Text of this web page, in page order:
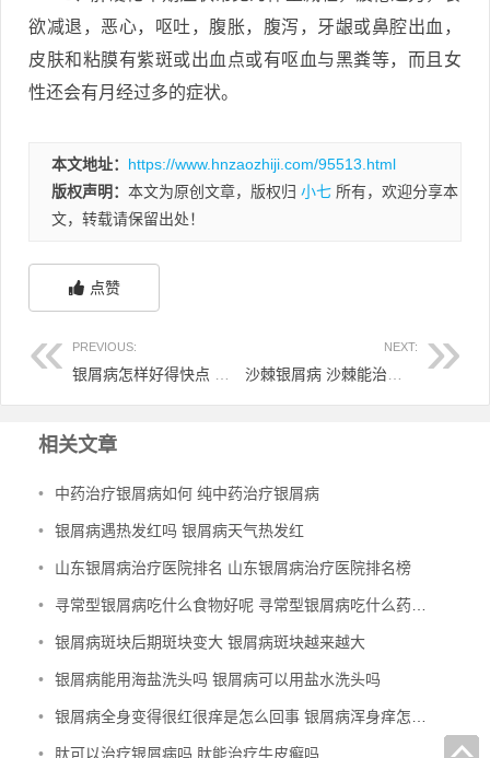
欲减退，恶心，呕吐，腹胀，腹泻，牙龈或鼻腔出血，
皮肤和粘膜有紫斑或出血点或有呕血与黑粪等，而且女
性还会有月经过多的症状。
本文地址： https://www.hnzaozhiji.com/95513.html
版权声明： 本文为原创文章，版权归 小七 所有，欢迎分享本
文，转载请保留出处！
点赞
PREVIOUS: NEXT:
相关文章
• 中药治疗银屑病如何 纯中药治疗银屑病
• 银屑病遇热发红吗 银屑病天气热发红
• 山东银屑病治疗医院排名 山东银屑病治疗医院排名榜
• 寻常型银屑病吃什么食物好呢 寻常型银屑病吃什么药效果好
• 银屑病斑块后期斑块变大 银屑病斑块越来越大
• 银屑病能用海盐洗头吗 银屑病可以用盐水洗头吗
• 银屑病全身变得很红很痒是怎么回事 银屑病浑身痒怎么办
• 肽可以治疗银屑病吗 肽能治疗牛皮癣吗